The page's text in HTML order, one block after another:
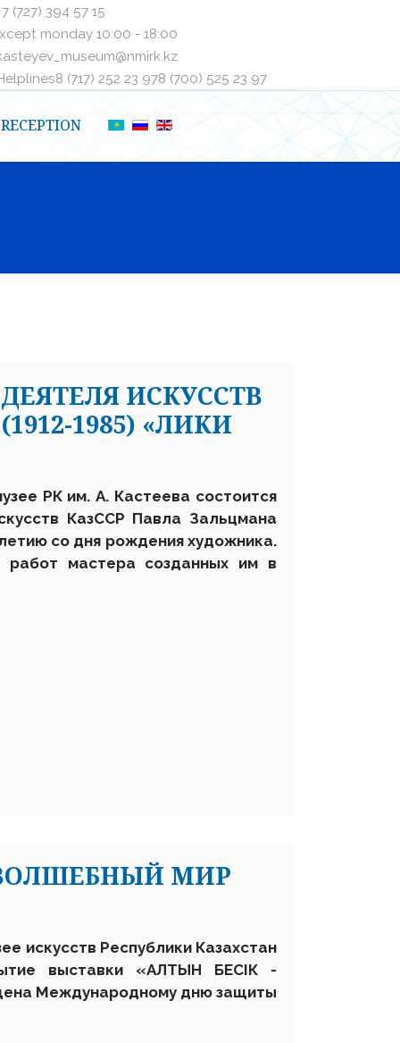
(727) 394 57 15
monday 10:00 - 18:00
ㅤ8 (717) 252 23 97ㅤㅤ8 (700) 525 23 97
RECEPTION
ИСКУССТВ
1985) «ЛИКИ
РК им. А. Кастеева состоится
КазССР Павла Зальцмана
со дня рождения художника.
работ мастера созданных им в
МИР
искусств Республики Казахстан
ие выставки «АЛТЫН БЕСІК -
Международному дню защиты